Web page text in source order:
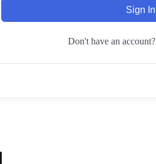
Sign In
Don't have an account?